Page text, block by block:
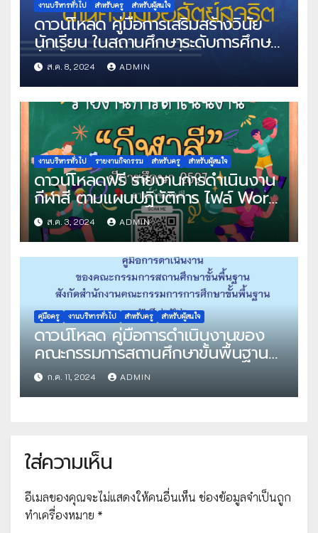
งานบริหารทั่วไป สำหรับครู สำหรับผู้สนใจ
ดาวน์โหลด คู่มือการเสริมสร้างวินัย
นักเรียน ในสถานศึกษาระดับการศึกษา
ขั้นพื้นฐาน ด้านความซื่อสัตย์สุจริต
โดยสำนักงานเลขาธิการสภาการศึกษา
ส.ค. 8, 2024 ADMIN
งานบริหารทั่วไป รายงานกิจกรรม สำหรับครู สำหรับผู้สนใจ
ดาวน์โหลดฟรี รายงานการดำเนินงาน
กีฬาสี ตามแผนปฏิบัติการ ไฟล์ Word
แก้ไขได้
ส.ค. 3, 2024 ADMIN
คู่มือครู งานบริหารทั่วไป สำหรับครู สำหรับผู้สนใจ
ดาวน์โหลด คู่มือการดำเนินงานของ
คณะกรรมการสถานศึกษาขั้นพื้นฐาน
สังกัดสำนักงานคณะกรรมการการ
ศึกษาขั้นพื้นฐาน โดย สำนักติดตาม
ก.ค. 11, 2024 ADMIN
ใส่ความเห็น
อีเมลของคุณจะไม่แสดงให้คนอื่นเห็น ช่องข้อมูลจำเป็นถูก
ทำเครื่องหมาย *